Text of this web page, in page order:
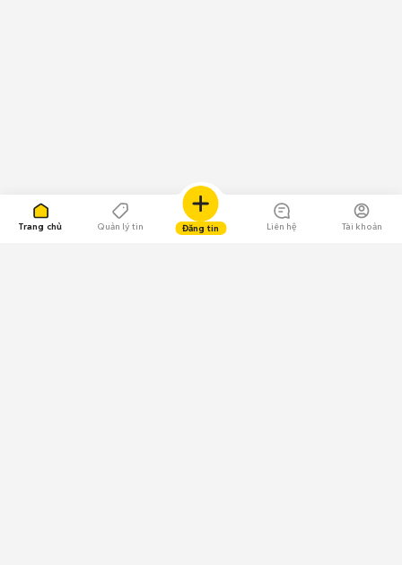
Trang chủ Quản lý tin Đăng tin Liên hệ Tài khoản